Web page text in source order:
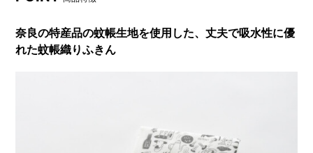
奈良の特産品の蚊帳生地を使用した、丈夫で吸水性に優
れた蚊帳織りふきん